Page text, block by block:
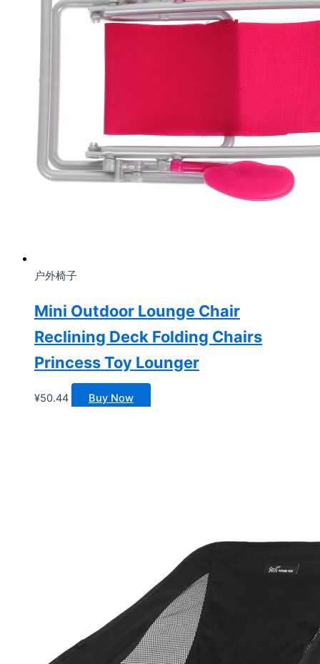
户外椅子
Mini Outdoor Lounge Chair
Reclining Deck Folding Chairs
Princess Toy Lounger
¥50.44 Buy Now